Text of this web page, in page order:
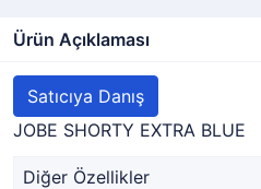
Ürün Açıklaması
Satıcıya Danış
JOBE SHORTY EXTRA BLUE
Diğer Özellikler